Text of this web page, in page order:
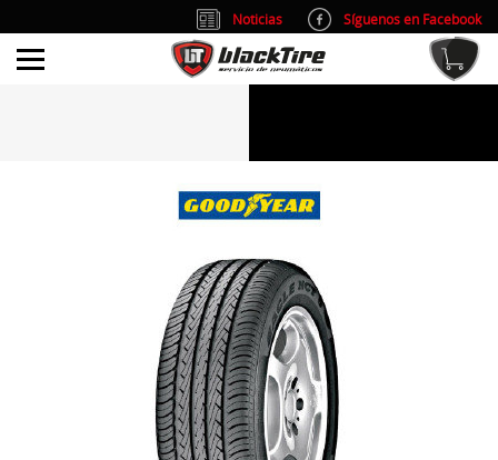
Noticias
Síguenos en Facebook
info@blacktire.es
Atención al cliente: L/V 9:00-14:00 y 15:00-19:00